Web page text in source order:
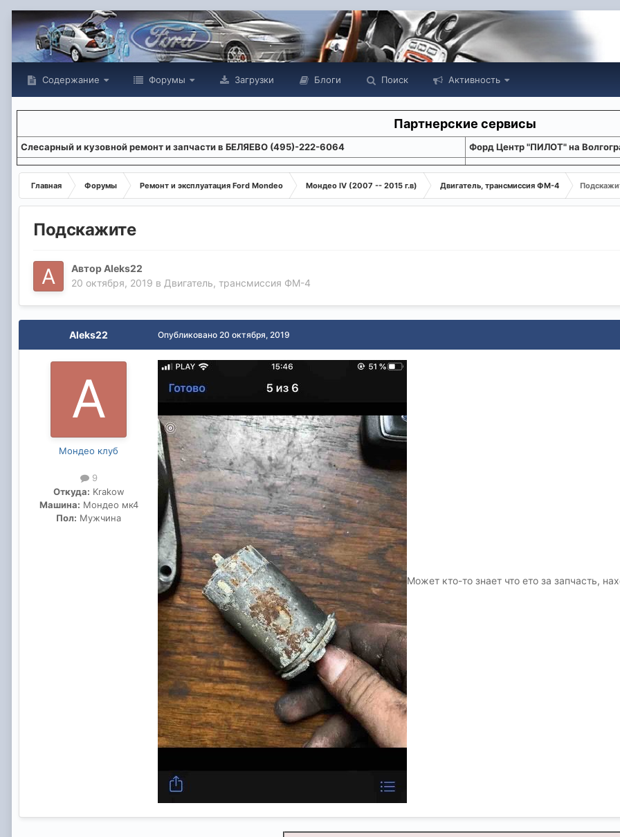
Содержание Форумы Загрузки Блоги Поиск Активность
Партнерские сервисы
Слесарный и кузовной ремонт и запчасти в БЕЛЯЕВО (495)-222-6064 Форд Центр "ПИЛОТ" на
Главная Форумы Ремонт и эксплуатация Ford Mondeo Мондео IV (2007 -- 2015 г.в) Двигатель, трансмиссия ФМ-4
Подскажите
АвторAleks22
20 октября, 2019 в Двигатель, трансмиссия ФМ-4
Aleks22
Мондео клуб
9
Откуда: Krakow
Машина: Мондео мк4
Пол: Мужчина
Опубликовано 20 октября, 2019
Может кто-то знает что ето за запчасть,